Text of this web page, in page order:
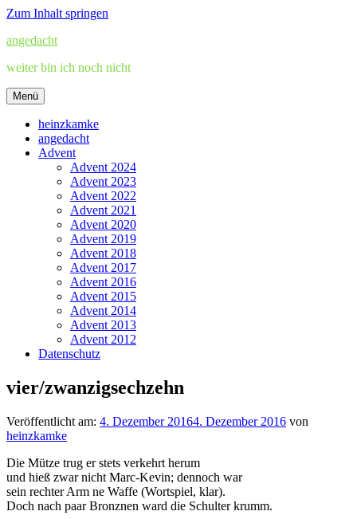
Zum Inhalt springen
angedacht
weiter bin ich noch nicht
Menü
heinzkamke
angedacht
Advent
Advent 2024
Advent 2023
Advent 2022
Advent 2021
Advent 2020
Advent 2019
Advent 2018
Advent 2017
Advent 2016
Advent 2015
Advent 2014
Advent 2013
Advent 2012
Datenschutz
vier/zwanzigsechzehn
Veröffentlicht am: 4. Dezember 20164. Dezember 2016 von
heinzkamke
Die Mütze trug er stets verkehrt herum
und hieß zwar nicht Marc-Kevin; dennoch war
sein rechter Arm ne Waffe (Wortspiel, klar).
Doch nach paar Bronznen ward die Schulter krumm.